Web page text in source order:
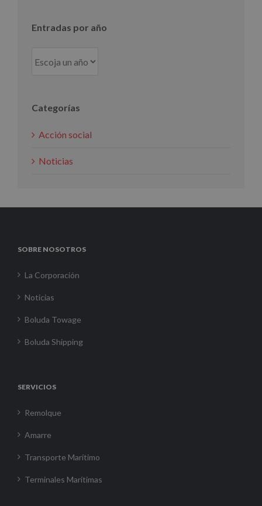
Entradas por año
Categorías
Acción social
Noticias
SOBRE NOSOTROS
La Corporación
Noticias
Boluda Towage
Boluda Shipping
SERVICIOS
Remolque
Amarre
Transporte Marítimo
Terminales Marítimas